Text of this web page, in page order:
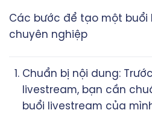
Các bước để tạo một buổi
chuyên nghiệp
Chuẩn bị nội dung:
livestream, bạn cần
buổi livestream của